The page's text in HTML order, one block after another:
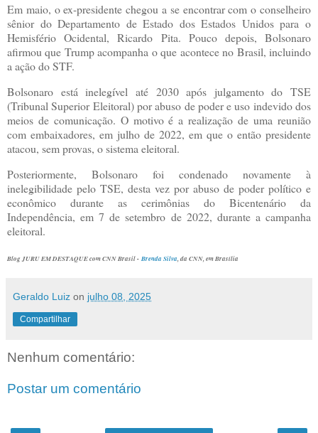
Em maio, o ex-presidente chegou a se encontrar com o conselheiro
sênior do Departamento de Estado dos Estados Unidos para o
Hemisfério Ocidental, Ricardo Pita. Pouco depois, Bolsonaro
afirmou que Trump acompanha o que acontece no Brasil, incluindo
a ação do STF.
Bolsonaro está inelegível até 2030 após julgamento do TSE
(Tribunal Superior Eleitoral) por abuso de poder e uso indevido dos
meios de comunicação. O motivo é a realização de uma reunião
com embaixadores, em julho de 2022, em que o então presidente
atacou, sem provas, o sistema eleitoral.
Posteriormente, Bolsonaro foi condenado novamente à
inelegibilidade pelo TSE, desta vez por abuso de poder político e
econômico durante as cerimônias do Bicentenário da
Independência, em 7 de setembro de 2022, durante a campanha
eleitoral.
Blog JURU EM DESTAQUE com CNN Brasil - Brenda Silva, da CNN, em Brasília
Geraldo Luiz on julho 08, 2025
Compartilhar
Nenhum comentário:
Postar um comentário